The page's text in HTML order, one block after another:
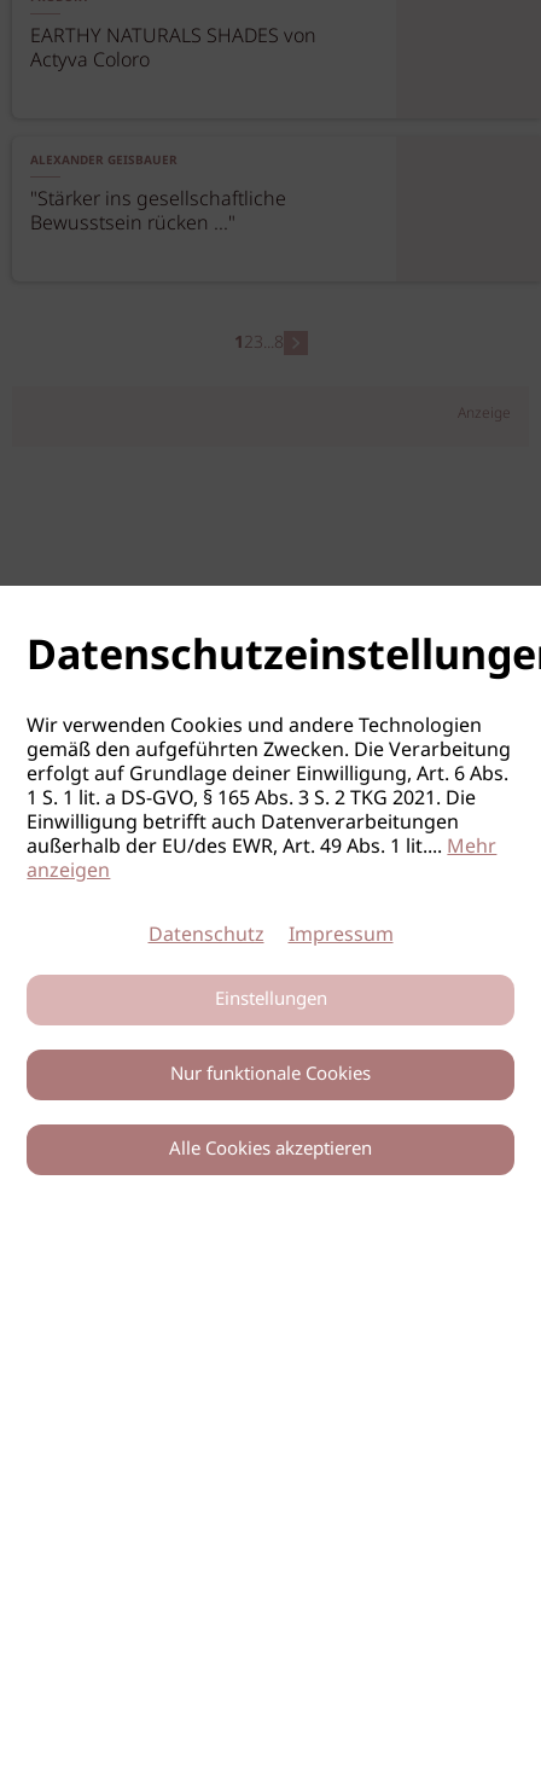
EARTHY NATURALS SHADES von
Actyva Coloro
ALEXANDER GEISBAUER
"Stärker ins gesellschaftliche
Bewusstsein rücken ..."
123...8
Anzeige
Wir verwenden Cookies und andere Technologien
gemäß den aufgeführten Zwecken. Die Verarbeitung
erfolgt auf Grundlage deiner Einwilligung, Art. 6 Abs.
1 S. 1 lit. a DS-GVO, § 165 Abs. 3 S. 2 TKG 2021. Die
Einwilligung betrifft auch Datenverarbeitungen
außerhalb der EU/des EWR, Art. 49 Abs. 1 lit....Mehr
anzeigen
Datenschutz Impressum
Einstellungen
Nur funktionale Cookies
Alle Cookies akzeptieren